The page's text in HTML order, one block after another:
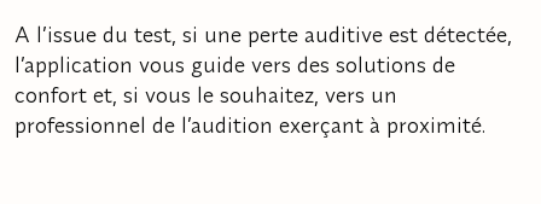
A l’issue du test, si une perte auditive est détectée,
l’application vous guide vers des solutions de
confort et, si vous le souhaitez, vers un
professionnel de l’audition exerçant à proximité.